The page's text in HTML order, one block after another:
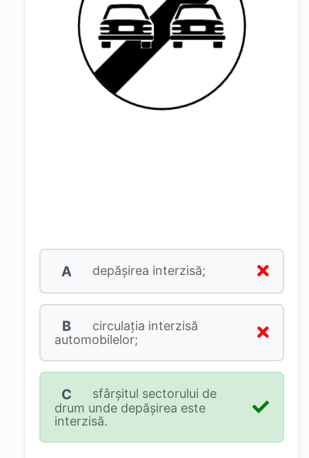
A depăşirea interzisă;
B
circulaţia interzisă
automobilelor;
C
sfârşitul sectorului de
drum unde depăşirea este
interzisă.